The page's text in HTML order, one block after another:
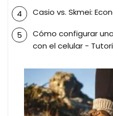
Casio vs. Skmei:
Cómo configurar
con el celular -